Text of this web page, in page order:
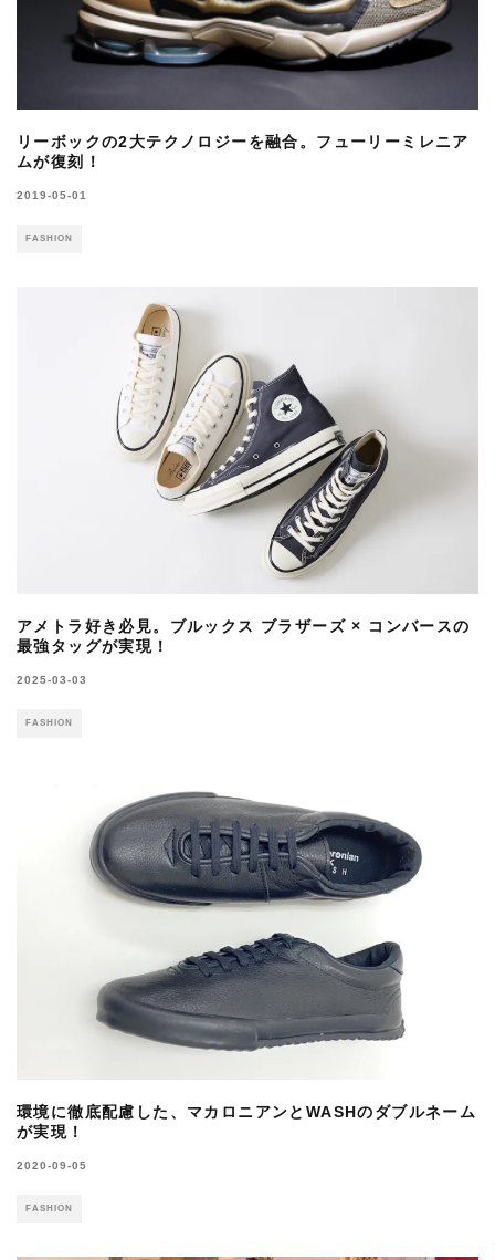
リーボックの2大テクノロジーを融合。フューリーミレニア
ムが復刻！
2019-05-01
FASHION
アメトラ好き必見。ブルックス ブラザーズ × コンバースの
最強タッグが実現！
2025-03-03
FASHION
環境に徹底配慮した、マカロニアンとWASHのダブルネーム
が実現！
2020-09-05
FASHION